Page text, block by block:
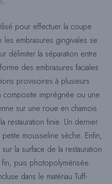
pour effectuer la coupe
embrasures gingivales se
délimiter la séparation entre
des embrasures faciales
provisoires à plusieurs
imprégnée ou une
sur une roue en chamois
restauration finie. Un dernier
petite mousseline sèche. Enfin,
la surface de la restauration
fin, puis photopolymérisée.
dans le matériau Tuff-